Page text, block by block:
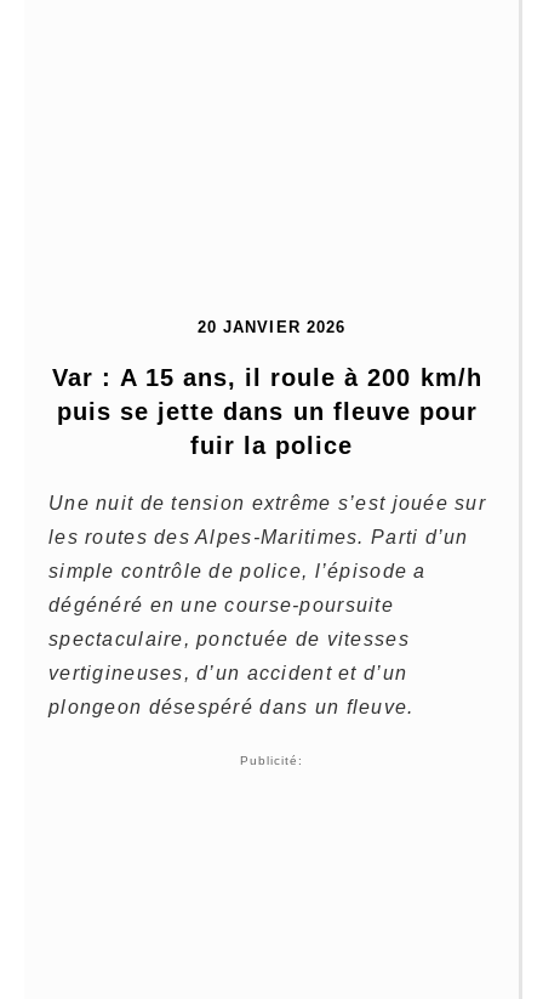
20 JANVIER 2026
Var : A 15 ans, il roule à 200 km/h
puis se jette dans un fleuve pour
fuir la police
Une nuit de tension extrême s’est jouée sur
les routes des Alpes-Maritimes. Parti d’un
simple contrôle de police, l’épisode a
dégénéré en une course-poursuite
spectaculaire, ponctuée de vitesses
vertigineuses, d’un accident et d’un
plongeon désespéré dans un fleuve.
Publicité: